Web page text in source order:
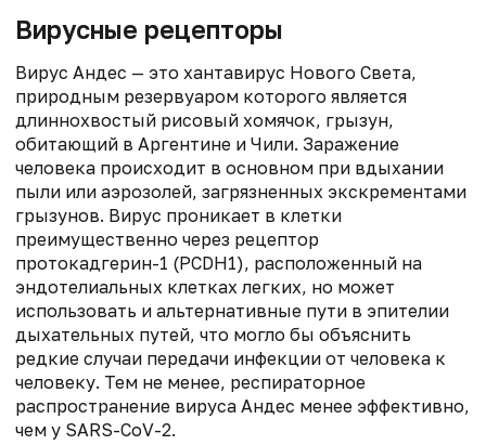
Вирусные рецепторы
Вирус Андес — это хантавирус Нового Света,
природным резервуаром которого является
длиннохвостый рисовый хомячок, грызун,
обитающий в Аргентине и Чили. Заражение
человека происходит в основном при вдыхании
пыли или аэрозолей, загрязненных экскрементами
грызунов. Вирус проникает в клетки
преимущественно через рецептор
протокадгерин-1 (PCDH1), расположенный на
эндотелиальных клетках легких, но может
использовать и альтернативные пути в эпителии
дыхательных путей, что могло бы объяснить
редкие случаи передачи инфекции от человека к
человеку. Тем не менее, респираторное
распространение вируса Андес менее эффективно,
чем у SARS-CoV-2.